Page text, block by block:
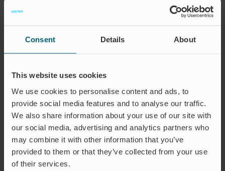
Consent Details About
This website uses cookies
We use cookies to personalise content and ads, to
provide social media features and to analyse our traffic.
We also share information about your use of our site with
our social media, advertising and analytics partners who
may combine it with other information that you’ve
provided to them or that they’ve collected from your use
of their services.
EVENTS
BESTIL TID
Her kan du nemt booke et møde